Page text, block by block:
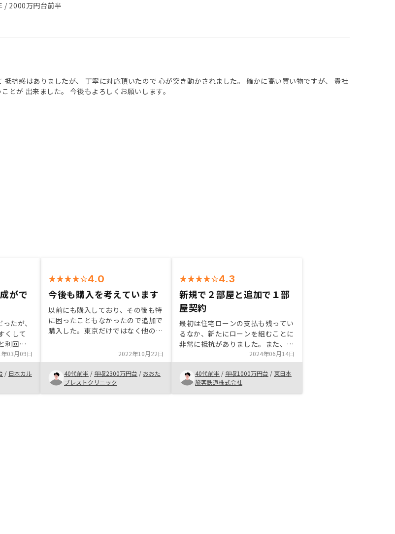
/ 2000万円台前半
抵抗感はありましたが、 丁寧に対応頂いたので 心が突き動かされました。 確かに高い買い物ですが、 貴社
とが 出来ました。 今後もよろしくお願いします。
がで
たが、
くして
利回り
できるこ
為、意
らず困っ
とあ
営業さ
03月09日
/ 日本カル
4.0
今後も購入を考えています
以前にも購入しており、その後も特
に困ったこともなかったので追加で
購入した。東京だけではなく他の都
いた。色々な地域に旅行がてら見学
に行き今後も購入を考えていきた
い。確定申告の時もアプリが使いや
すく特に苦労することはなかった。
融資先の決定までのプロセスが不透
2022年10月22日
40代前半 / 年収2300万円台 / おおた
ブレストクリニック
4.3
新規で２部屋と追加で１部
屋契約
最初は住宅ローンの支払も残ってい
るなか、新たにローンを組むことに
非常に抵抗がありました。また、不
動産投資を周りでやっている人もい
なく一般的にではないのも不安でし
た。しかし、初回面談でAmazon
ギフト券５万円円分貰えるというの
に惹かれて怪しさを感じつつも面談
2024年06月14日
40代前半 / 年収1000万円台 / 東日本
旅客鉄道株式会社